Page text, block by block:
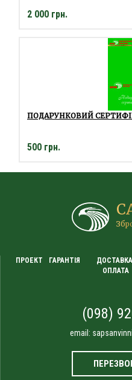
2 000 грн.
ПОДАРУНКОВИЙ
500 грн.
ПРОЕКТ ГАРАНТІЯ
ОПЛАТА
(098)
email: